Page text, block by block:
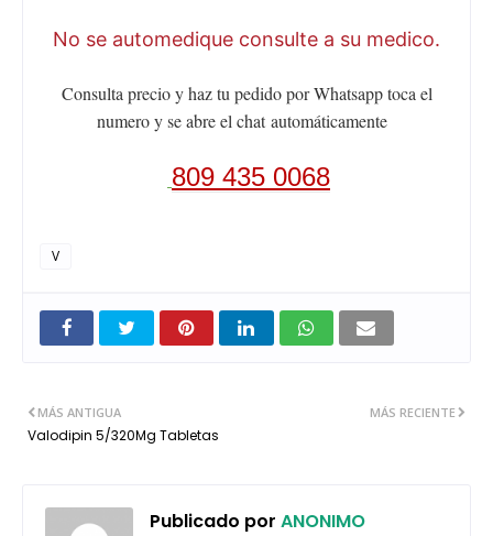
No se automedique consulte a su medico.
Consulta precio y haz tu pedido por Whatsapp toca el
numero y se abre el chatautomáticamente
809 435 0068
V
MÁS RECIENTE
MÁS ANTIGUA
Valodipin 5/320Mg Tabletas
Publicado por ANONIMO